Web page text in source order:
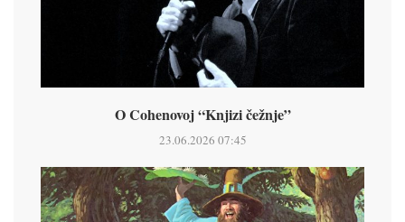
O Cohenovoj “Knjizi čežnje”
23.06.2026 07:45